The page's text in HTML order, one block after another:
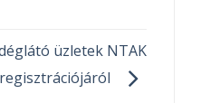
üzletek NTAK
regisztrációjáról